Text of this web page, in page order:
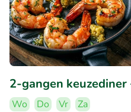
2-gangen
Wo Do Vr
Za